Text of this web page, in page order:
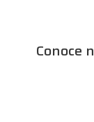
Conoce